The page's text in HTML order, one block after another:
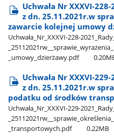
Uchwała Nr XXXVI-
z dn. 25.11.2021r.w
zawarcie kolejnej umowy
Uchwała​_Nr​_XXXVI-228-
_umowy​_dzierżawy.pdf
Uchwała Nr XXXVI-
z dn. 25.11.2021r.w
podatku od środków
Uchwała​_Nr​_XXXVI-229-
_transportowych.pdf
0.22MB